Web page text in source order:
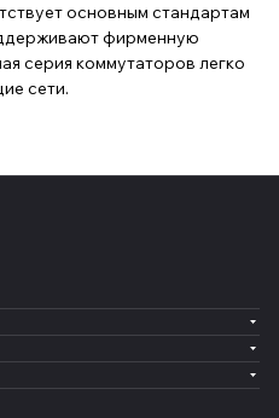
основным стандартам
фирменную
серия коммутаторов легко
сети.